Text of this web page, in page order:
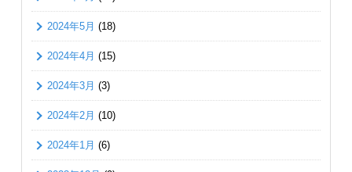
2024年5月 (18)
2024年4月 (15)
2024年3月 (3)
2024年2月 (10)
2024年1月 (6)